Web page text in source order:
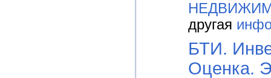
другая
БТИ.
Оценка.